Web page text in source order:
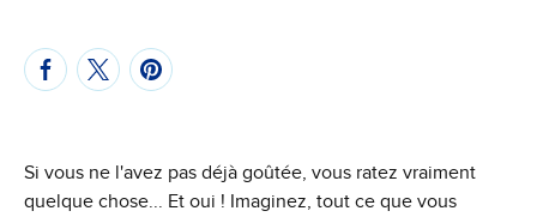
Si vous ne l'avez pas déjà goûtée, vous ratez vraiment
quelque chose... Et oui ! Imaginez, tout ce que vous